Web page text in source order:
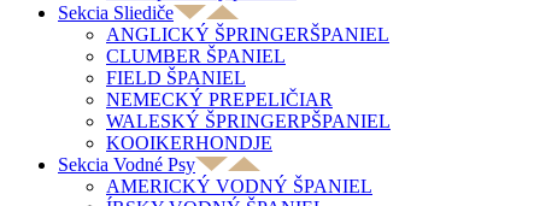
Sekcia Sliediče
ANGLICKÝ ŠPRINGERŠPANIEL
CLUMBER ŠPANIEL
FIELD ŠPANIEL
NEMECKÝ PREPELIČIAR
WALESKÝ ŠPRINGERPŠPANIEL
KOOIKERHONDJE
Sekcia Vodné Psy
AMERICKÝ VODNÝ ŠPANIEL